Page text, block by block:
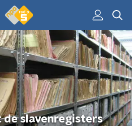
de slavenregisters